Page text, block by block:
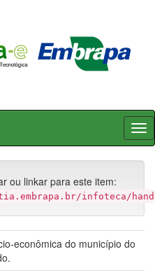
ou linkar para este item:
infoteca/
econômica do município do